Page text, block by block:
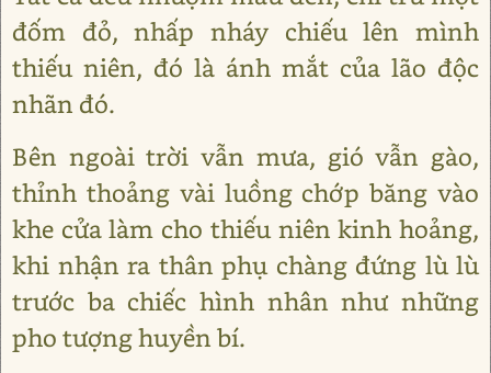
đốm đỏ, nhấp nháy chiếu lên mình
thiếu niên, đó là ánh mắt của lão độc
nhãn đó.
Bên ngoài trời vẫn mưa, gió vẫn gào,
thỉnh thoảng vài luồng chớp băng vào
khe cửa làm cho thiếu niên kinh hoảng,
khi nhận ra thân phụ chàng đứng lù lù
trước ba chiếc hình nhân như những
pho tượng huyền bí.